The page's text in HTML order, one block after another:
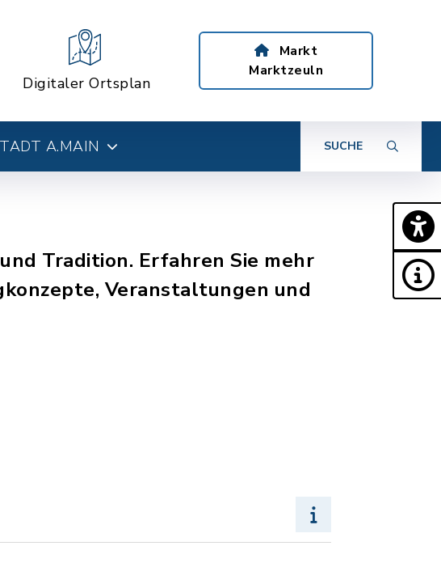
Digitaler Ortsplan
Markt
Marktzeuln
A.MAIN SUCHE
Tradition. Erfahren Sie mehr
Veranstaltungen und